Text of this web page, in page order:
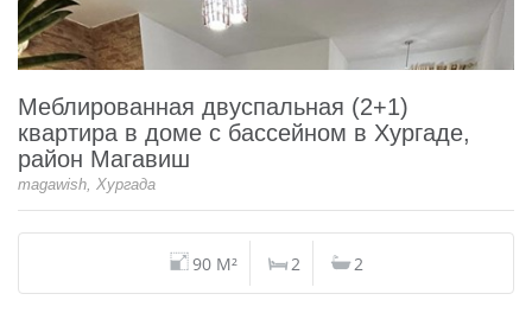
Меблированная двуспальная (2+1)
квартира в доме с бассейном в Хургаде,
район Магавиш
magawish, Хургада
90 M² 2 2